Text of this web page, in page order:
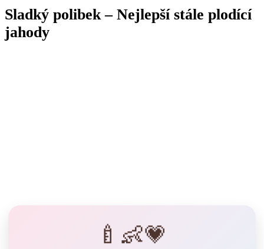
Sladký polibek – Nejlepší stále plodící
jahody
🍼👶💗